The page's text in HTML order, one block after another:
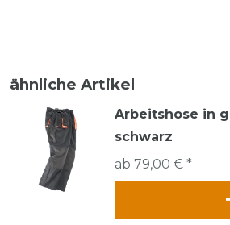
ähnliche Artikel
Arbeitshose in
schwarz
ab 79,00 € *